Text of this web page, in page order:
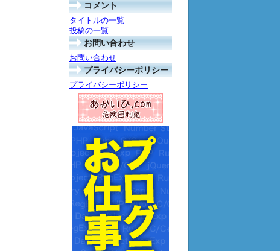
コメント
タイトルの一覧
投稿の一覧
お問い合わせ
お問い合わせ
プライバシーポリシー
プライバシーポリシー